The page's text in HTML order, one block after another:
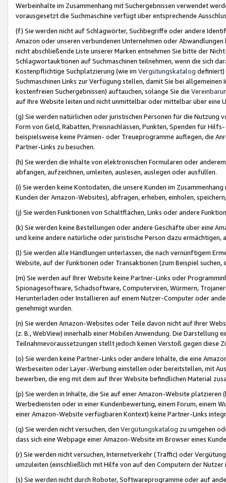
Werbeinhalte im Zusammenhang mit Suchergebnissen verwendet
vorausgesetzt die Suchmaschine verfügt über entsprechende
(f) Sie werden nicht auf Schlagwörter, Suchbegriffe oder andere
Amazon oder unseren verbundenen Unternehmen oder
nicht abschließende Liste unserer Marken entnehmen Sie bitte der
Schlagwortauktionen auf Suchmaschinen teilnehmen, wenn die sich
Kostenpflichtige Suchplatzierung (wie im Vergütungskatalog definiert)
Suchmaschinen Links zur Verfügung stellen, damit Sie bei
kostenfreien Suchergebnissen) auftauchen, solange Sie die
auf Ihre Website leiten und nicht unmittelbar oder mittelbar über eine
(g) Sie werden natürlichen oder juristischen Personen für die Nutzung
Form von Geld, Rabatten, Preisnachlässen, Punkten, Spenden für
beispielsweise keine Prämien- oder Treueprogramme auflegen, die
Partner-Links zu besuchen.
(h) Sie werden die Inhalte von elektronischen Formularen oder
abfangen, aufzeichnen, umleiten, auslesen, auslegen oder ausfüllen.
(i) Sie werden keine Kontodaten, die unsere Kunden im
Kunden der Amazon-Websites), abfragen, erheben, einholen,
(j) Sie werden Funktionen von Schaltflächen, Links oder andere
(k) Sie werden keine Bestellungen oder andere Geschäfte über eine
und keine andere natürliche oder juristische Person dazu
(l) Sie werden alle Handlungen unterlassen, die nach vernünftigem
Website, auf der Funktionen oder Transaktionen (zum Beispiel
(m) Sie werden auf Ihrer Website keine Partner-Links oder
Spionagesoftware, Schadsoftware, Computerviren, Würmern,
Herunterladen oder Installieren auf einem Nutzer-Computer oder
genehmigt wurden.
(n) Sie werden Amazon-Websites oder Teile davon nicht auf Ihrer
(z. B., WebView) innerhalb einer Mobilen Anwendung. Die Darstellung
Teilnahmevoraussetzungen stellt jedoch keinen Verstoß gegen diese
(o) Sie werden keine Partner-Links oder andere Inhalte, die eine
Werbeseiten oder Layer-Werbung einstellen oder bereitstellen, mit
bewerben, die eng mit dem auf Ihrer Website befindlichen Material
(p) Sie werden in Inhalte, die Sie auf einer Amazon-Website
Werbediensten oder in einer Kundenbewertung, einem Forum, einem
einer Amazon-Website verfügbaren Kontext) keine Partner-Links
(q) Sie werden nicht versuchen, den Vergütungskatalog zu umgehen
dass sich eine Webpage einer Amazon-Website im Browser eines
(r) Sie werden nicht versuchen, Internetverkehr (Traffic) oder
umzuleiten (einschließlich mit Hilfe von auf den Computern der
(s) Sie werden nicht durch Roboter, Softwareprogramme oder auf